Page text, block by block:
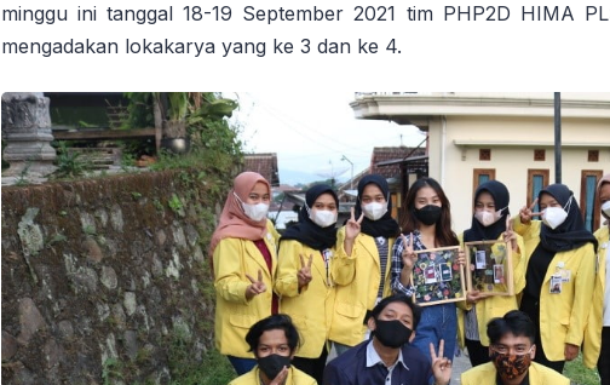
minggu ini tanggal 18-19 September 2021 tim PHP2D HIMA
mengadakan lokakarya yang ke 3 dan ke 4.